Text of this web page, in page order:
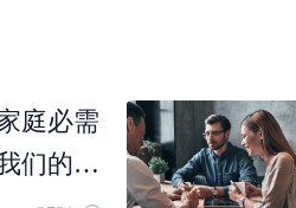
庭必需
们的工